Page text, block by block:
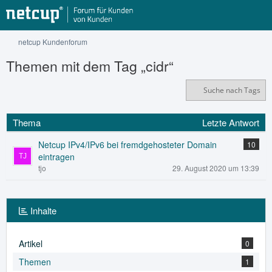
netcup Kundenforum
Themen mit dem Tag „cidr“
Suche nach Tags
Thema Letzte Antwort
Netcup IPv4/IPv6 bei fremdgehosteter Domain
eintragen
10
tjo 29. August 2020 um 13:39
Inhalte
Artikel 0
Themen 1